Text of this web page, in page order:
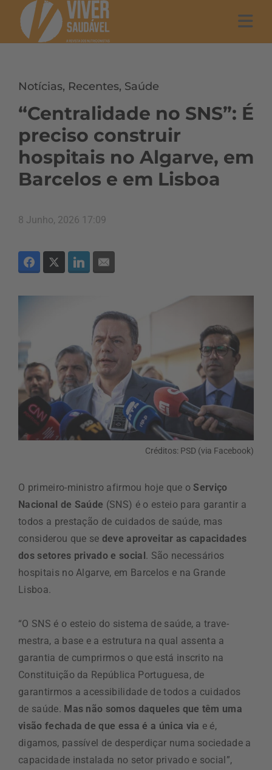
Notícias, Recentes, Saúde
“Centralidade no SNS”: É
preciso construir
hospitais no Algarve, em
Barcelos e em Lisboa
8 Junho, 2026 17:09
Créditos: PSD (via Facebook)
O primeiro-ministro afirmou hoje que oServiço
Nacional de Saúde (SNS) é o esteio para garantir a
todos a prestação de cuidados de saúde, mas
considerou que se deve aproveitar as capacidades
dos setores privado e social. São necessários
hospitais no Algarve, em Barcelos e na Grande
Lisboa.
“O SNS é o esteio do sistema de saúde, a trave-
mestra, a base e a estrutura na qual assenta a
garantia de cumprirmos o que está inscrito na
Constituição da República Portuguesa, de
garantirmos a acessibilidade de todos a cuidados
de saúde. Mas não somos daqueles que têm uma
visão fechada de que essa é a única via e é,
digamos, passível de desperdiçar numa sociedade a
capacidade instalada no setor privado e social”,